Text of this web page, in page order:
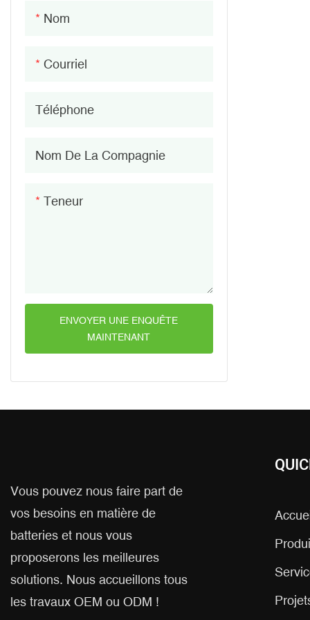
Nom
Courriel
Téléphone
Nom De La Compagnie
Teneur
ENVOYER UNE ENQUÊTE
MAINTENANT
Vous pouvez nous faire part de
vos besoins en matière de
batteries et nous vous
proposerons les meilleures
solutions. Nous accueillons tous
les travaux OEM ou ODM !